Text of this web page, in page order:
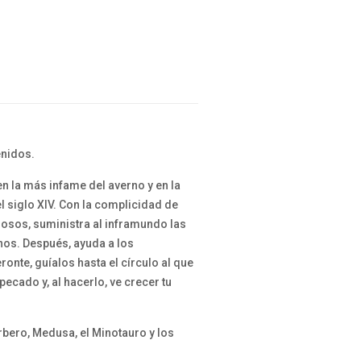
la más infame del averno y en la
siglo XIV. Con la complicidad de
suministra al inframundo las
Después, ayuda a los
guíalos hasta el círculo al que
y, al hacerlo, ve crecer tu
Medusa, el Minotauro y los